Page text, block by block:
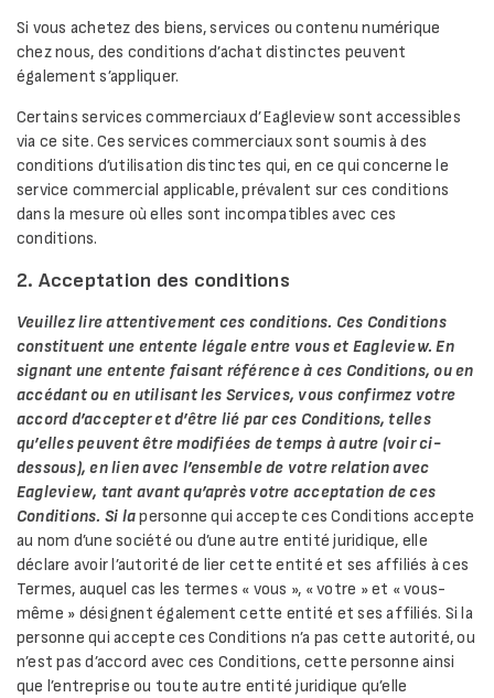
Si vous achetez des biens, services ou contenu numérique
chez nous, des conditions d’achat distinctes peuvent
également s’appliquer.
Certains services commerciaux d’Eagleview sont accessibles
via ce site. Ces services commerciaux sont soumis à des
conditions d’utilisation distinctes qui, en ce qui concerne le
service commercial applicable, prévalent sur ces conditions
dans la mesure où elles sont incompatibles avec ces
conditions.
2. Acceptation des conditions
Veuillez lire attentivement ces conditions. Ces Conditions
constituent une entente légale entre vous et Eagleview. En
signant une entente faisant référence à ces Conditions, ou en
accédant ou en utilisant les Services, vous confirmez votre
accord d’accepter et d’être lié par ces Conditions, telles
qu’elles peuvent être modifiées de temps à autre (voir ci-
dessous), en lien avec l’ensemble de votre relation avec
Eagleview, tant avant qu’après votre acceptation de ces
Conditions. Si lapersonne qui accepte ces Conditions accepte
au nom d’une société ou d’une autre entité juridique, elle
déclare avoir l’autorité de lier cette entité et ses affiliés à ces
Termes, auquel cas les termes « vous », « votre » et « vous-
même » désignent également cette entité et ses affiliés. Si la
personne qui accepte ces Conditions n’a pas cette autorité, ou
n’est pas d’accord avec ces Conditions, cette personne ainsi
que l’entreprise ou toute autre entité juridique qu’elle